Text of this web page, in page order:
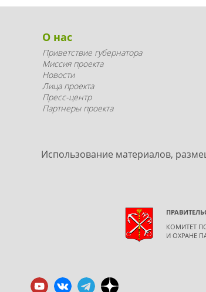
О нас
Приветствие губернатора
Миссия проекта
Новости
Лица проекта
Пресс-центр
Партнеры проекта
Использование материалов,
КОМИТЕТ
И ОХРАНЕ